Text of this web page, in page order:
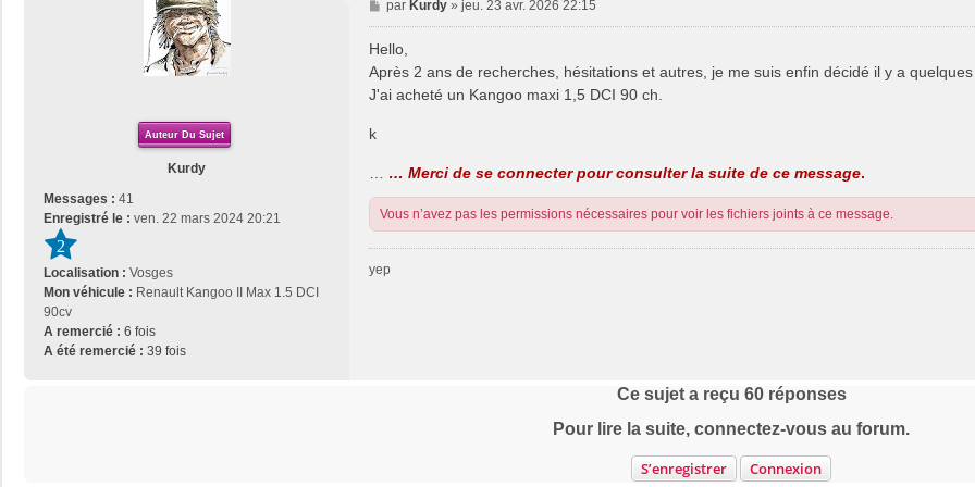
Auteur Du Sujet
Kurdy
Messages : 41
Enregistré le : ven. 22 mars 2024 20:21
2
Localisation : Vosges
Mon véhicule : Renault Kangoo II Max 1.5 DCI
90cv
A remercié : 6 fois
A été remercié : 39 fois
M
e
a
g
par Kurdy» jeu. 23 avr. 2026 22:15
Hello,
Après 2 ans de recherches, hésitations et autres, je me suis enfin décidé il y a quelques
J'ai acheté un Kangoo maxi 1,5 DCI 90 ch.
k
… Merci de se connecter pour consulter la suite de ce message.
Vous n’avez pas les permissions nécessaires pour voir les fichiers joints à ce message.
yep
Ce sujet a reçu 60réponses
Pour lire la suite, connectez-vous au forum.
S’enregistrer Connexion